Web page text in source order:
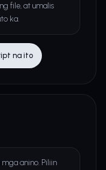
file, at umalis
ka.
na ito
anino. Piliin